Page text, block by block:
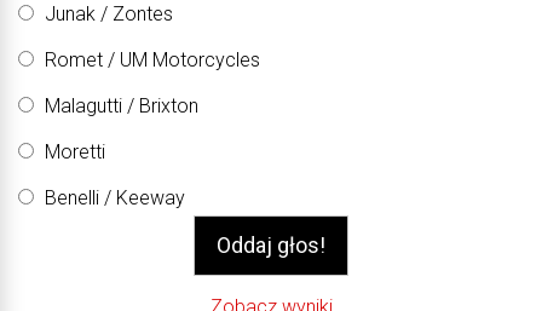
Junak / Zontes
Romet / UM Motorcycles
Malagutti / Brixton
Moretti
Benelli / Keeway
Zobacz wyniki